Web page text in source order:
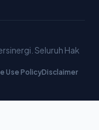
Seluruh Hak
Use PolicyDisclaimer